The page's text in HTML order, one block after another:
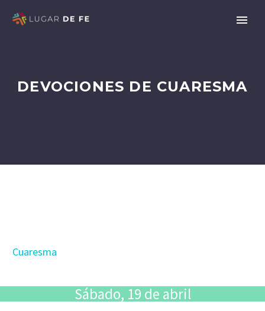
DEVOCIONES DE CUARESMA
Cuaresma
Sábado, 19 de abril